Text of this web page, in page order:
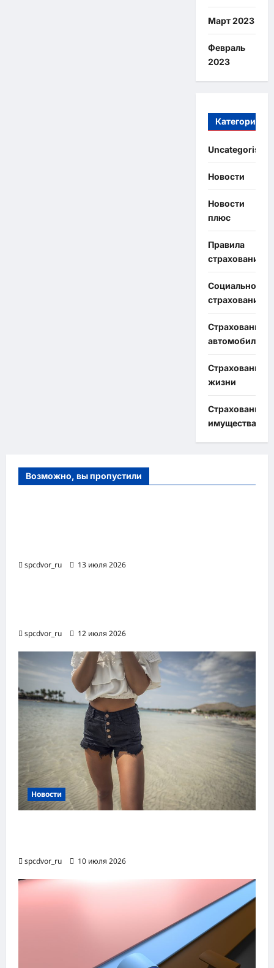
Март 2023
Февраль
2023
Категории
Uncategorised
Новости
Новости
плюс
Правила
страхования
Социальное
страхование
Страхование
автомобиля
Страхование
жизни
Страхование
имущества
Возможно, вы пропустили
spcdvor_ru 13 июля 2026
spcdvor_ru 12 июля 2026
Новости
spcdvor_ru 10 июля 2026